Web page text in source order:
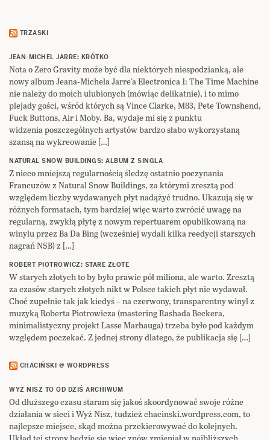
TRZASKI
JEAN-MICHEL JARRE: KRÓTKO
Nota o Zero Gravity może być dla niektórych niespodzianką, ale
nowy album Jeana-Michela Jarre’a Electronica 1: The Time Machine
nie należy do moich ulubionych (mówiąc delikatnie), i to mimo
plejady gości, wśród których są Vince Clarke, M83, Pete Townshend,
Fuck Buttons, Air i Moby. Ba, wydaje mi się z punktu
widzenia poszczególnych artystów bardzo słabo wykorzystaną
szansą na wykreowanie […]
NATURAL SNOW BUILDINGS: ALBUM Z SINGLA
Z nieco mniejszą regularnością śledzę ostatnio poczynania
Francuzów z Natural Snow Buildings, za którymi zresztą pod
względem liczby wydawanych płyt nadążyć trudno. Ukazują się w
różnych formatach, tym bardziej więc warto zwrócić uwagę na
regularną, zwykłą płytę z nowym repertuarem opublikowaną na
winylu przez Ba Da Bing (wcześniej wydali kilka reedycji starszych
nagrań NSB) z […]
ROBERT PIOTROWICZ: STARE ZŁOTE
W starych złotych to by było prawie pół miliona, ale warto. Zresztą
za czasów starych złotych nikt w Polsce takich płyt nie wydawał.
Choć zupełnie tak jak kiedyś – na czerwony, transparentny winyl z
muzyką Roberta Piotrowicza (mastering Rashada Beckera,
minimalistyczny projekt Lasse Marhauga) trzeba było pod każdym
względem poczekać. Z jednej strony dlatego, że publikacja się […]
CHACIŃSKI @ WORDPRESS
WYŻ NISZ TO OD DZIŚ ARCHIWUM
Od dłuższego czasu staram się jakoś skoordynować swoje różne
działania w sieci i Wyż Nisz, tudzież chacinski.wordpress.com, to
najlepsze miejsce, skąd można przekierowywać do kolejnych.